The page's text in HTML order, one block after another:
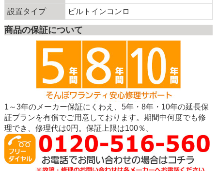
設置タイプ
ビルトインコンロ
商品の保証について
1～3年のメーカー保証にくわえ、5年・8年・10年の延長保
証プランを有償でご用意しております。期間中何度でも修
理でき、修理代は0円。保証上限は100％。